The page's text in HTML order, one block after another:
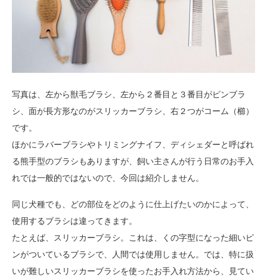
写真は、左から獣毛ブラシ、左から２番目と３番目がピンブラ
シ、面が長方形なのがスリッカーブラシ、右２つがコーム（櫛）
です。
ほかにラバーブラシやトリミングナイフ、ディシェダーと呼ばれ
る熊手型のブラシもありますが、飼い主さんが行う日常のお手入
れでは一般的ではないので、今回は紹介しません。
同じ犬種でも、どの部位をどのように仕上げたいのかによって、
使用するブラシは違ってきます。
たとえば、スリッカーブラシ。これは、くの字型になった細いピ
ンがついているブラシで、人間では使用しません。では、特に扱
いが難しいスリッカーブラシを使ったお手入れ方法から、見てい